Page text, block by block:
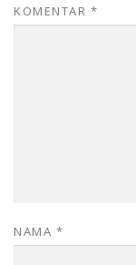
KOMENTAR *
NAMA *